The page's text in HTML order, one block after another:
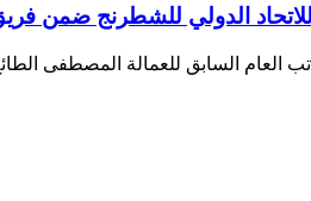
الدولي للشطرنج ضمن
العام السابق للعمالة المصطفى